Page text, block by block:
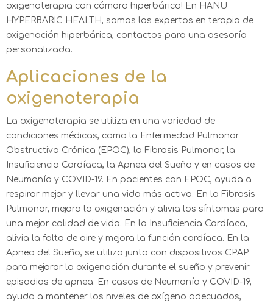
oxigenoterapia con cámara hiperbárica! En HANU
HYPERBARIC HEALTH, somos los expertos en terapia de
oxigenación hiperbárica, contactos para una asesoría
personalizada.
Aplicaciones de la
oxigenoterapia
La oxigenoterapia se utiliza en una variedad de
condiciones médicas, como la Enfermedad Pulmonar
Obstructiva Crónica (EPOC), la Fibrosis Pulmonar, la
Insuficiencia Cardíaca, la Apnea del Sueño y en casos de
Neumonía y COVID-19. En pacientes con EPOC, ayuda a
respirar mejor y llevar una vida más activa. En la Fibrosis
Pulmonar, mejora la oxigenación y alivia los síntomas para
una mejor calidad de vida. En la Insuficiencia Cardíaca,
alivia la falta de aire y mejora la función cardíaca. En la
Apnea del Sueño, se utiliza junto con dispositivos CPAP
para mejorar la oxigenación durante el sueño y prevenir
episodios de apnea. En casos de Neumonía y COVID-19,
ayuda a mantener los niveles de oxígeno adecuados,